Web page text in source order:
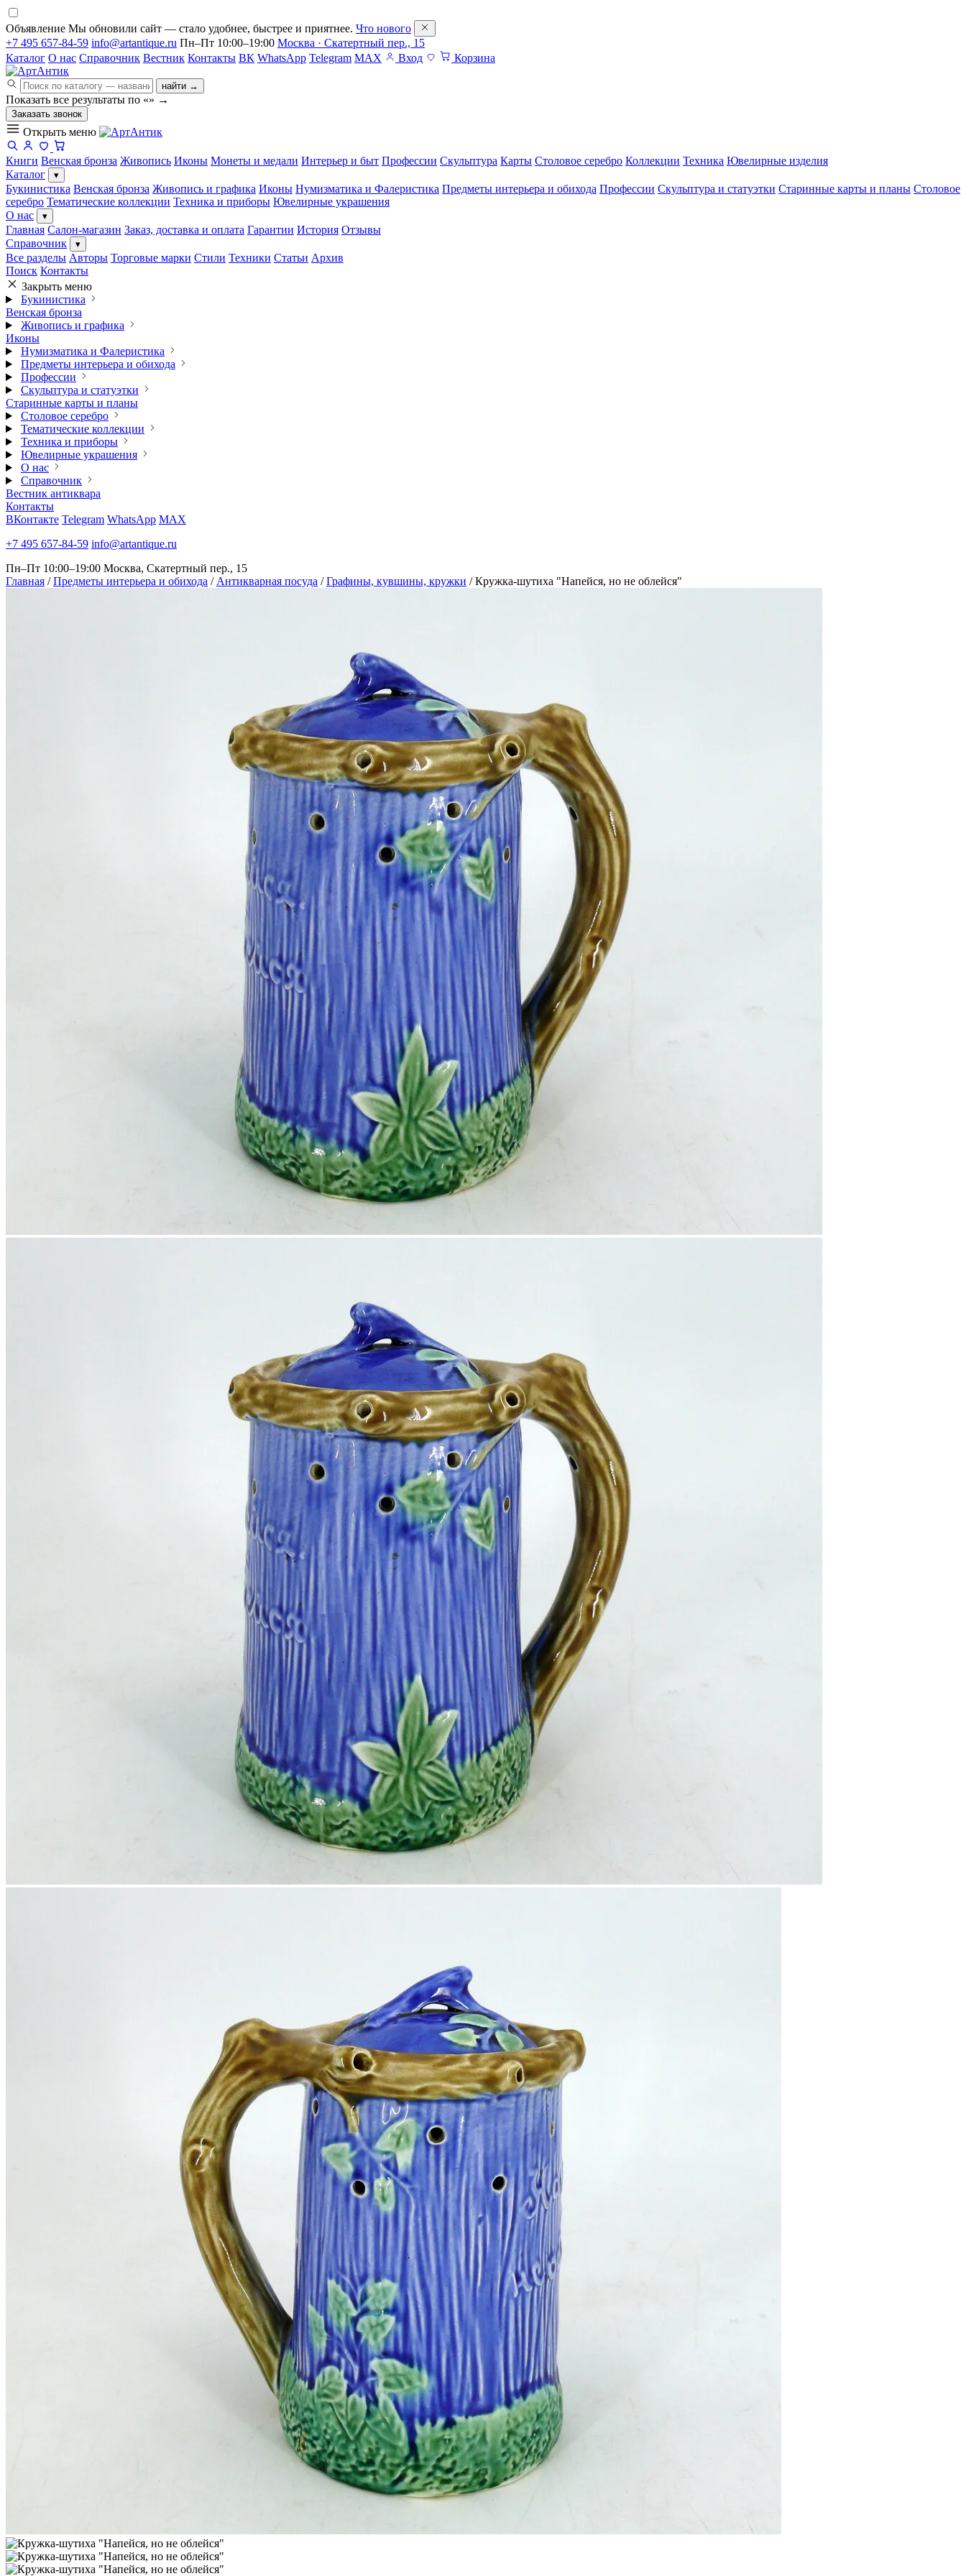
Объявление Мы обновили сайт — стало удобнее, быстрее и приятнее. Что нового
+7 495 657-84-59 info@artantique.ru Пн–Пт 10:00–19:00 Москва · Скатертный пер., 15
Каталог О нас Справочник Вестник Контакты ВК WhatsApp Telegram MAX Вход Корзина
найти →
Показать все результаты по «» →
Заказать звонок
Открыть меню
Книги Венская бронза Живопись Иконы Монеты и медали Интерьер и быт Профессии Скульптура Карты Столовое серебро Коллекции Техника Ювелирные изделия
Каталог
▾
Букинистика Венская бронза Живопись и графика Иконы Нумизматика и Фалеристика Предметы интерьера и обихода Профессии Скульптура и статуэтки Старинные карты и планы Столовое
серебро Тематические коллекции Техника и приборы Ювелирные украшения
О нас
▾
Главная Салон-магазин Заказ, доставка и оплата Гарантии История Отзывы
Справочник
▾
Все разделы Авторы Торговые марки Стили Техники Статьи Архив
Поиск Контакты
Закрыть меню
Букинистика
Венская бронза
Живопись и графика
Иконы
Нумизматика и Фалеристика
Предметы интерьера и обихода
Профессии
Скульптура и статуэтки
Старинные карты и планы
Столовое серебро
Тематические коллекции
Техника и приборы
Ювелирные украшения
О нас
Справочник
Вестник антиквара
Контакты
ВКонтакте Telegram WhatsApp MAX
+7 495 657-84-59 info@artantique.ru
Пн–Пт 10:00–19:00 Москва, Скатертный пер., 15
Главная / Предметы интерьера и обихода / Антикварная посуда / Графины, кувшины, кружки / Кружка-шутиха "Напейся, но не облейся"